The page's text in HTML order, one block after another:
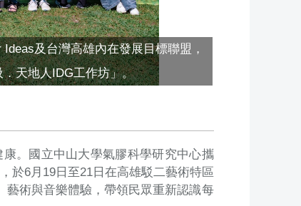
及台灣高雄內在發展目標聯盟，
天地人IDG工作坊」。
。國立中山大學氣膠科學研究中心攜
於6月19日至21日在高雄駁二藝術特區
藝術與音樂體驗，帶領民眾重新認識每